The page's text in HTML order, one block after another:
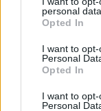
grant or deny
use your data for
consent section.
personal data.
Opted In
I want to
Personal
Opted In
I want to
Personal
Συμπαγής και
εξασφαλίζει
οδήγηση σε
της έκδοσης